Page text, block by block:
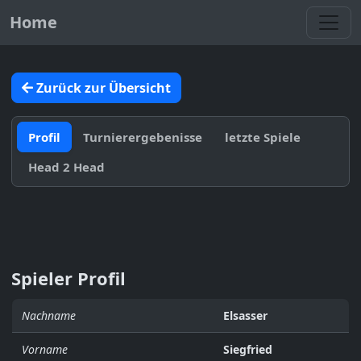
Home
Zurück zur Übersicht
Profil Turnierergebenisse
letzte Spiele
Head 2 Head
Spieler Profil
Nachname Elsasser
Vorname Siegfried